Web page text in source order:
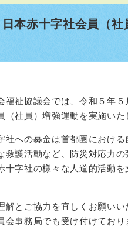
本赤十字社会員（
祉協議会では、令和５年
（社員）増強運動を実施いた
への募金は首都圏におけ
救護活動など、防災対応力
十字社の様々な人道的活動
とご協力を宜しくお願いい
会事務局でも受け付けており